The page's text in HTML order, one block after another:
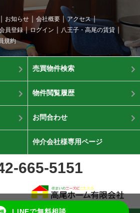
お知らせ 会社概要
アクセス
員登録 ログイン
八王子・高尾の賃貸
規約
売買物件検索
物件閲覧履歴
お問合わせ
仲介会社様専用ページ
665-5151
LINEで無料相談